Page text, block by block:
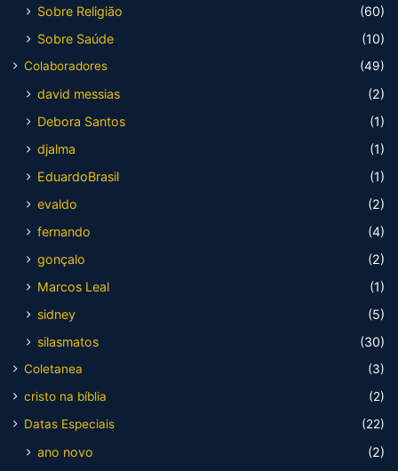
Sobre Religião
(60)
Sobre Saúde
(10)
Colaboradores (49)
david messias
(2)
Debora Santos
(1)
djalma
(1)
EduardoBrasil
(1)
evaldo
(2)
fernando
(4)
gonçalo
(2)
Marcos Leal
(1)
sidney
(5)
silasmatos
(30)
Coletanea
(3)
cristo na bíblia
(2)
Datas Especiais
(22)
ano novo
(2)